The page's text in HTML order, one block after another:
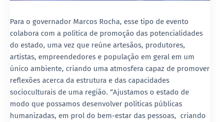
Para o governador Marcos Rocha, esse tipo de evento
colabora com a política de promoção das potencialidades
do estado, uma vez que reúne artesãos, produtores,
artistas, empreendedores e população em geral em um
único ambiente, criando uma atmosfera capaz de promover
reflexões acerca da estrutura e das capacidades
socioculturais de uma região. “Ajustamos o estado de
modo que possamos desenvolver políticas públicas
humanizadas, em prol do bem-estar das pessoas, criando